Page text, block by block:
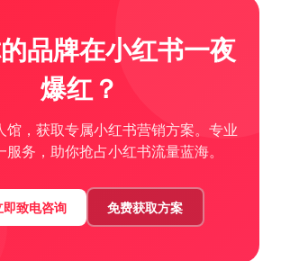
品牌在小红书一夜
爆红？
馆，获取专属小红书营销方案。专业
服务，助你抢占小红书流量蓝海。
即致电咨询 免费获取方案